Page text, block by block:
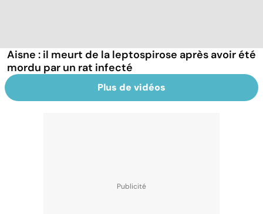
Aisne : il meurt de la leptospirose après avoir été
mordu par un rat infecté
Plus de vidéos